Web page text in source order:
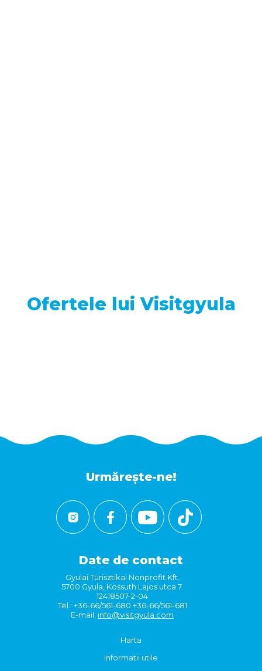
Ofertele lui Visitgyula
Urmărește-ne!
Date de contact
Gyulai Turisztikai Nonprofit Kft.
5700 Gyula, Kossuth Lajos utca 7.
12418507-2-04
Tel.: +36-66/561-680 +36-66/561-681
E-mail: info@visitgyula.com
Harta
Informatii utile